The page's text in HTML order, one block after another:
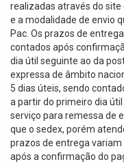
realizadas através do
e a modalidade de envio
Pac. Os prazos de
contados após
dia útil seguinte ao da
expressa de âmbito
5 dias úteis, sendo
a partir do primeiro dia
serviço para remessa de
que o sedex, porém
prazos de entrega variam
após a confirmação do